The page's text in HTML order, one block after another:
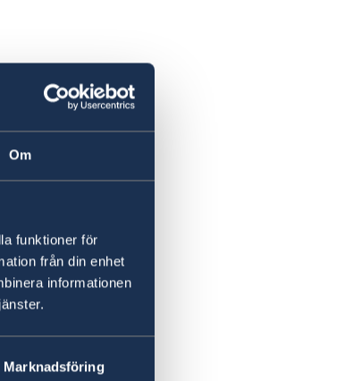
Om
funktioner för
från din enhet
informationen
Marknadsföring